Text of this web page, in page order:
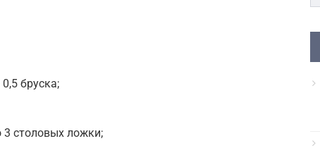
бруска;
3 столовых ложки;